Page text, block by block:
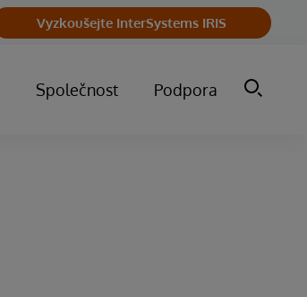
Vyzkoušejte InterSystems IRIS
Společnost Podpora